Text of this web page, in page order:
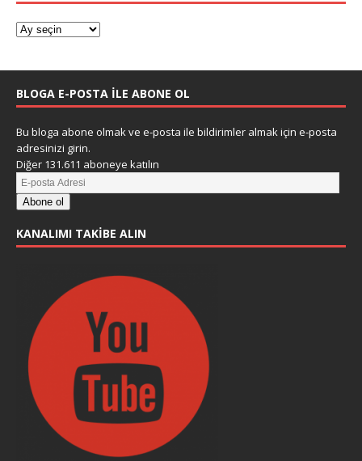
BLOGA E-POSTA ILE ABONE OL
Bu bloga abone olmak ve e-posta ile bildirimler almak için e-posta
adresinizi girin.
Diğer 131.611 aboneye katılın
Abone ol
KANALIMI TAKIBE ALIN